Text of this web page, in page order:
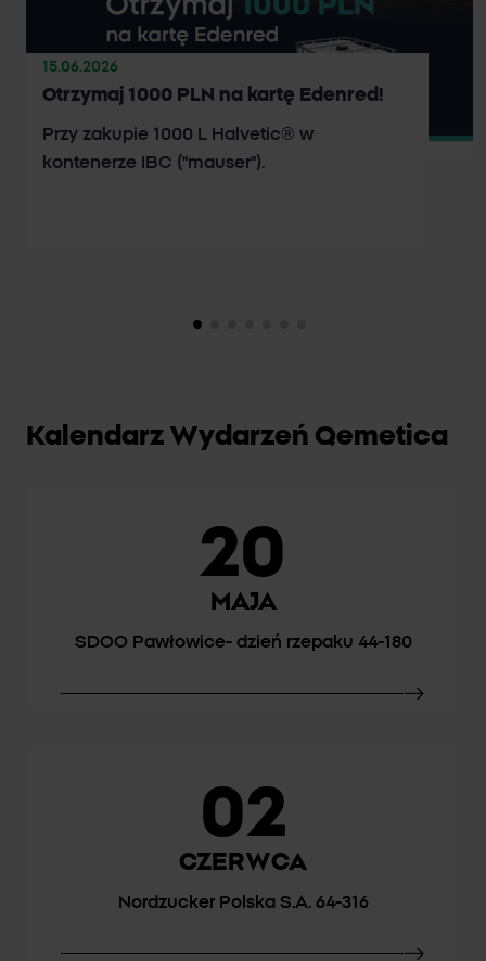
15.06.2026
Otrzymaj 1000 PLN na kartę Edenred!
Przy zakupie 1000 L Halvetic® w
kontenerze IBC ("mauser").
Kalendarz Wydarzeń Qemetica
20
MAJA
SDOO Pawłowice- dzień rzepaku 44-180
02
CZERWCA
Nordzucker Polska S.A. 64-316